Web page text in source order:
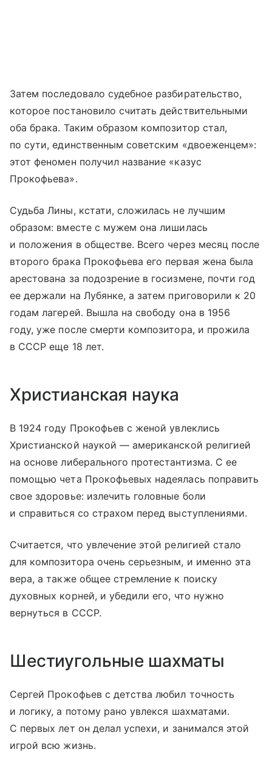
Затем последовало судебное разбирательство,
которое постановило считать действительными
оба брака. Таким образом композитор стал,
по сути, единственным советским «двоеженцем»:
этот феномен получил название «казус
Прокофьева».
Судьба Лины, кстати, сложилась не лучшим
образом: вместе с мужем она лишилась
и положения в обществе. Всего через месяц после
второго брака Прокофьева его первая жена была
арестована за подозрение в госизмене, почти год
ее держали на Лубянке, а затем приговорили к 20
годам лагерей. Вышла на свободу она в 1956
году, уже после смерти композитора, и прожила
в СССР еще 18 лет.
Христианская наука
В 1924 году Прокофьев с женой увлеклись
Христианской наукой — американской религией
на основе либерального протестантизма. С ее
помощью чета Прокофьевых надеялась поправить
свое здоровье: излечить головные боли
и справиться со страхом перед выступлениями.
Считается, что увлечение этой религией стало
для композитора очень серьезным, и именно эта
вера, а также общее стремление к поиску
духовных корней, и убедили его, что нужно
вернуться в СССР.
Шестиугольные шахматы
Сергей Прокофьев с детства любил точность
и логику, а потому рано увлекся шахматами.
С первых лет он делал успехи, и занимался этой
игрой всю жизнь.